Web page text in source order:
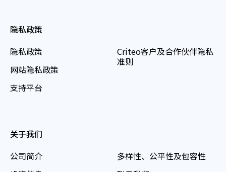
隐私政策
隐私政策
网站隐私政策
支持平台
Criteo客户及合作伙伴隐私
准则
关于我们
公司简介
多样性、公平性及包容性